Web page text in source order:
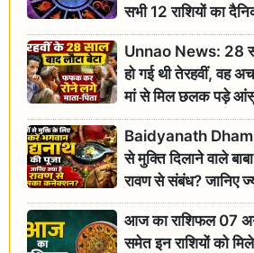
सभी 12 राशियों का
Unnao News: 28
हो गई थी तेरहवीं, वह
मां से मिल छलक पड़े
Baidyanath Dham
से मुक्ति दिलाने वाले
रावण से संबंध? जानिए
आज का राशिफल 07
समेत इन राशियों को